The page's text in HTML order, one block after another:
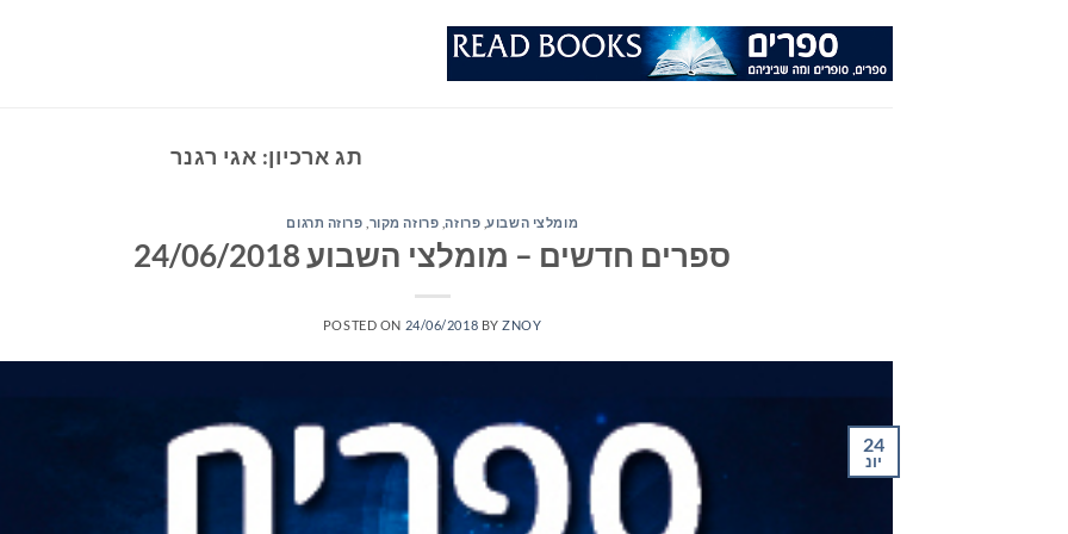
תג ארכיון: אגי רגנר
מומלצי השבוע, פרוזה, פרוזה מקור פרוזה תרגום
ספרים חדשים – מומלצי השבוע 24/06/2018
POSTED ON 24/06/2018 BYZNOY
24
יונ